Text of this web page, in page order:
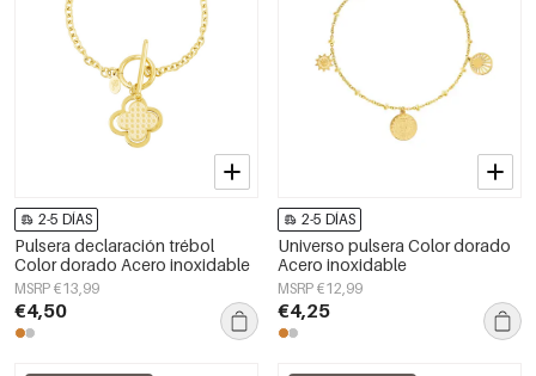
2-5 DÍAS
Pulsera declaración trébol
Color dorado Acero inoxidable
MSRP €13,99
€4,50
2-5 DÍAS
Universo pulsera Color dorado
Acero inoxidable
MSRP €12,99
€4,25